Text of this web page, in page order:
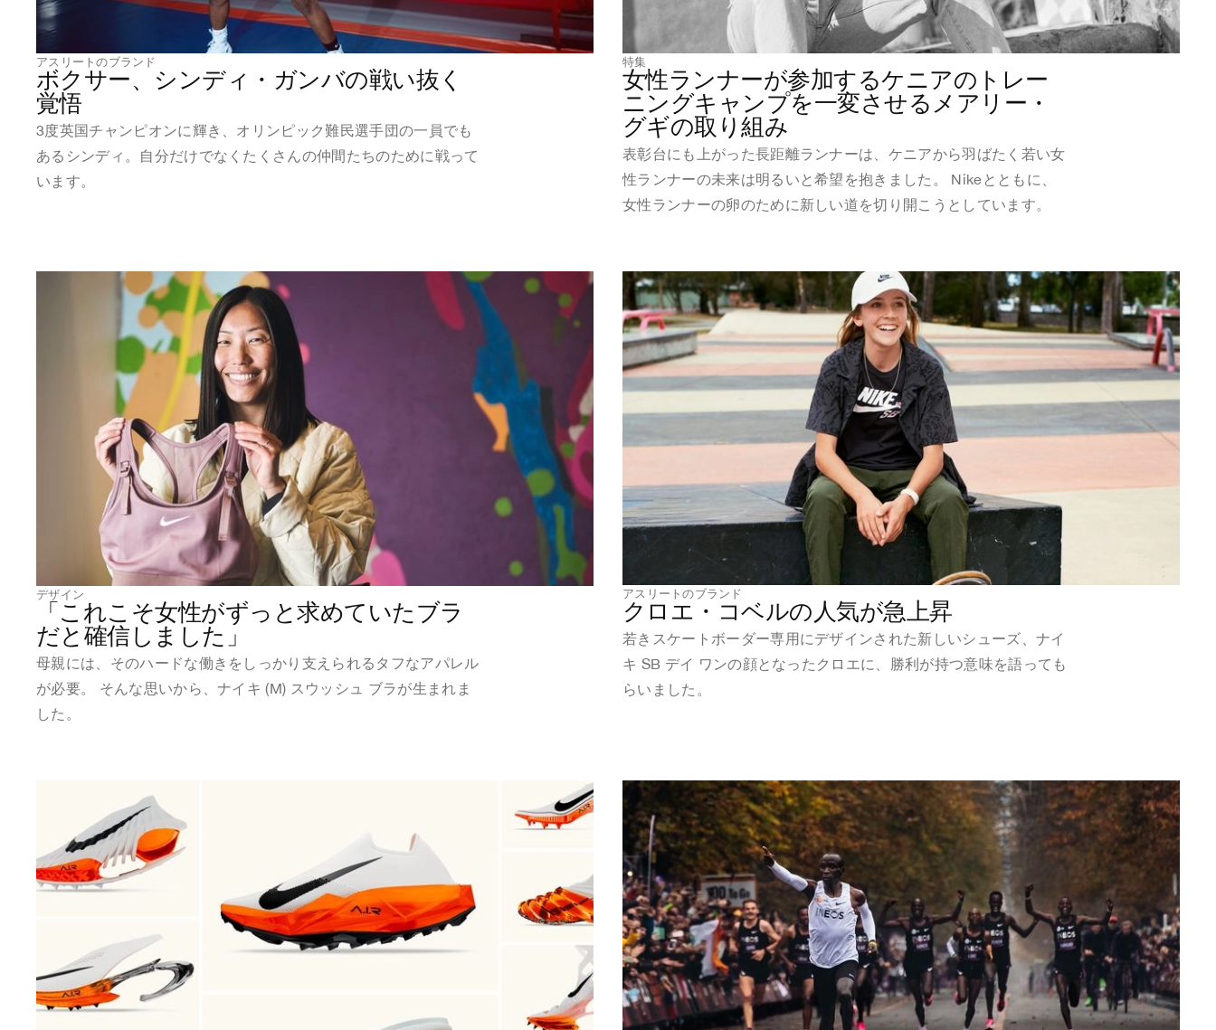
アスリートのブランド
ボクサー、シンディ・ガンバの戦い抜く
覚悟
3度英国チャンピオンに輝き、オリンピック難民選手団の一員でも
あるシンディ。自分だけでなくたくさんの仲間たちのために戦って
います。
特集
女性ランナーが参加するケニアのトレー
ニングキャンプを一変させるメアリー・
グギの取り組み
表彰台にも上がった長距離ランナーは、ケニアから羽ばたく若い女
性ランナーの未来は明るいと希望を抱きました。 Nikeとともに、
女性ランナーの卵のために新しい道を切り開こうとしています。
デザイン
「これこそ女性がずっと求めていたブラ
だと確信しました」
母親には、そのハードな働きをしっかり支えられるタフなアパレル
が必要。 そんな思いから、ナイキ (M) スウッシュ ブラが生まれま
した。
アスリートのブランド
クロエ・コベルの人気が急上昇
若きスケートボーダー専用にデザインされた新しいシューズ、ナイ
キ SB デイ ワンの顔となったクロエに、勝利が持つ意味を語っても
らいました。